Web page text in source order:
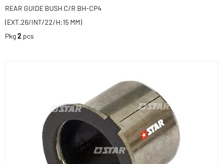
REAR GUIDE BUSH C/R BH-CP4
(EXT.26/INT/22/H:15 MM)
Pkg2 pcs